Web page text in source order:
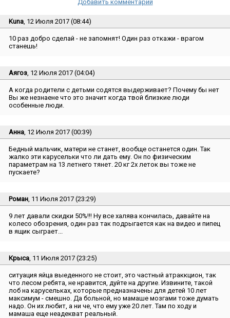
Добавить комментарий
Kuna , 12 Июля 2017 (08:44)
10 раз добро сделай - не запомнят! Один раз откажи - врагом
станешь!
Аягоз , 12 Июля 2017 (04:04)
А когда родители с детьми содятся выдерживает? Почему бы нет
Вы же незнаене что это значит когда твой близкие люди
особенные люди.
Анна , 12 Июля 2017 (00:39)
Бедный мальчик, матери не станет, вообще останется один. Так
жалко эти карусельки что ли дать ему. Он по физическим
параметрам на 13 летнего тянет. 20 кг 2х леток вы тоже не
пускаете?
Роман , 11 Июля 2017 (23:29)
9 лет давали скидки 50%!!! Ну все халява кончилась, давайте на
колесо обозрения, один раз так подрыгается как на видео и пипец
в ящик сыграет...
Крыса , 11 Июля 2017 (23:25)
ситуация яйца выеденного не стоит, это частный атраккцион, так
что лесом ребята, не нравится, дуйте на другие. Извините, такой
лоб на карусельках, которые предназначены для детей 10 лет
максимум - смешно. Да больной, но мамаше мозгами тоже думать
надо. Он их любит, а ни че, что ему уже 20 лет. Там по ходу и
мамаша еще неадекват реальный.